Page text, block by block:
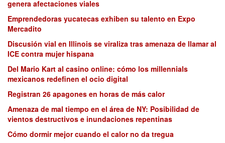
genera afectaciones viales
Emprendedoras yucatecas exhiben su talento en Expo
Mercadito
Discusión vial en Illinois se viraliza tras amenaza de llamar al
ICE contra mujer hispana
Del Mario Kart al casino online: cómo los millennials
mexicanos redefinen el ocio digital
Registran 26 apagones en horas de más calor
Amenaza de mal tiempo en el área de NY: Posibilidad de
vientos destructivos e inundaciones repentinas
Cómo dormir mejor cuando el calor no da tregua